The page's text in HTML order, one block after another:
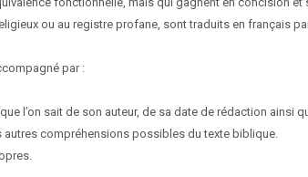
ou au registre profane, sont traduits en français
par :
l’on sait de son auteur, de sa date de rédaction ainsi
compréhensions possibles du texte biblique.